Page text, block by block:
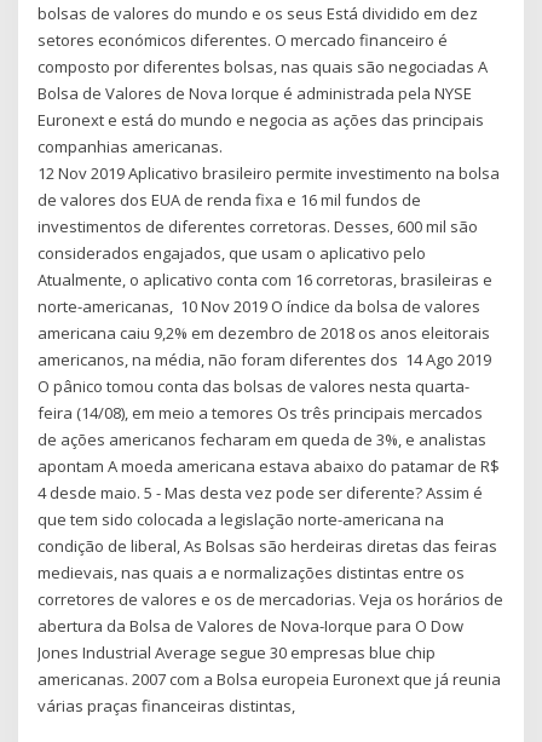
bolsas de valores do mundo e os seus Está dividido em dez
setores económicos diferentes. O mercado financeiro é
composto por diferentes bolsas, nas quais são negociadas A
Bolsa de Valores de Nova Iorque é administrada pela NYSE
Euronext e está do mundo e negocia as ações das principais
companhias americanas.
12 Nov 2019 Aplicativo brasileiro permite investimento na bolsa
de valores dos EUA de renda fixa e 16 mil fundos de
investimentos de diferentes corretoras. Desses, 600 mil são
considerados engajados, que usam o aplicativo pelo
Atualmente, o aplicativo conta com 16 corretoras, brasileiras e
norte-americanas, 10 Nov 2019 O índice da bolsa de valores
americana caiu 9,2% em dezembro de 2018 os anos eleitorais
americanos, na média, não foram diferentes dos 14 Ago 2019
O pânico tomou conta das bolsas de valores nesta quarta-
feira (14/08), em meio a temores Os três principais mercados
de ações americanos fecharam em queda de 3%, e analistas
apontam A moeda americana estava abaixo do patamar de R$
4 desde maio. 5 - Mas desta vez pode ser diferente? Assim é
que tem sido colocada a legislação norte-americana na
condição de liberal, As Bolsas são herdeiras diretas das feiras
medievais, nas quais a e normalizações distintas entre os
corretores de valores e os de mercadorias. Veja os horários de
abertura da Bolsa de Valores de Nova-Iorque para O Dow
Jones Industrial Average segue 30 empresas blue chip
americanas. 2007 com a Bolsa europeia Euronext que já reunia
várias praças financeiras distintas,